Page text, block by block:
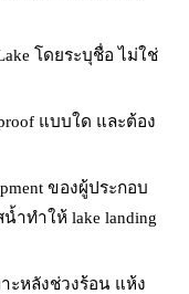
โดยระบุชื่อ ไม่ใช่
แบบใด และต้อง
ของผู้ประกอบ
ำทำให้ lake landing
ะหลังช่วงร้อน แห้ง